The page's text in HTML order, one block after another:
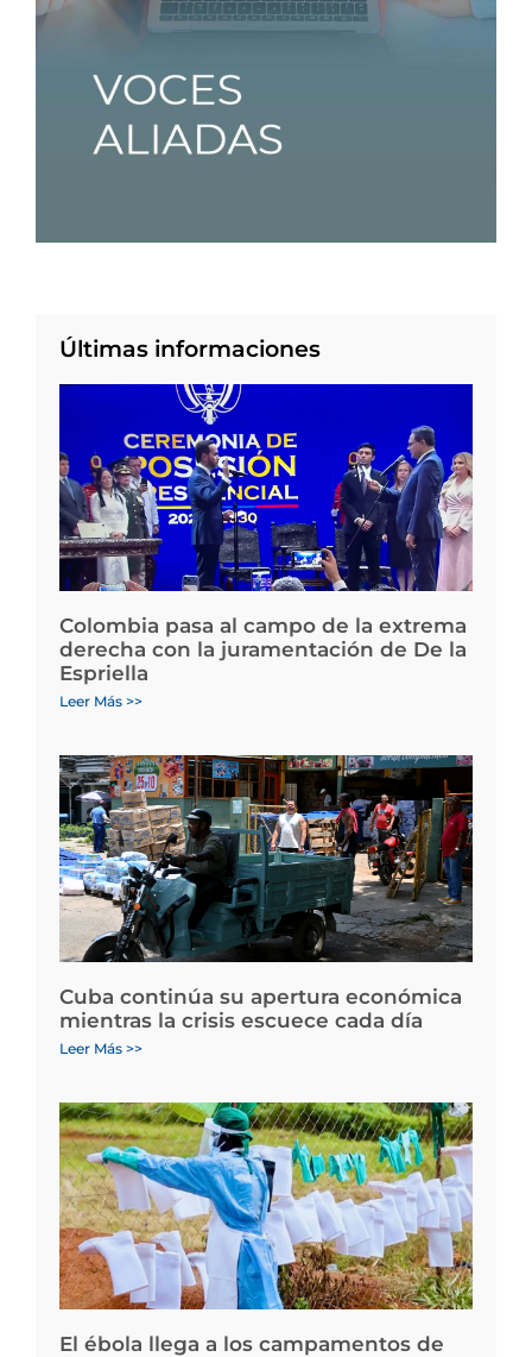
Últimas informaciones
Colombia pasa al campo de la extrema
derecha con la juramentación de De la
Espriella
Leer Más >>
Cuba continúa su apertura económica
mientras la crisis escuece cada día
Leer Más >>
El ébola llega a los campamentos de